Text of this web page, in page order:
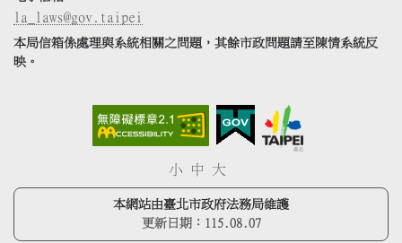
la_laws@gov.taipei
本局信箱係處理與系統相關之問題，其餘市政問題請至陳情系統反
映。
小 中 大
本網站由臺北市政府法務局維護
更新日期： 115.08.07